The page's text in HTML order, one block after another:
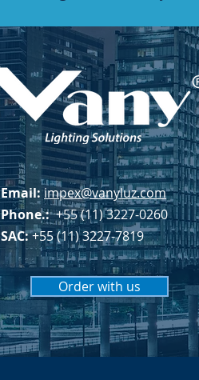
Email: impex@vanyluz.com
Phone.:+55 (11) 3227-0260
SAC:+55 (11) 3227-7819
Order with us